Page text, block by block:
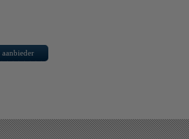
aanbieder